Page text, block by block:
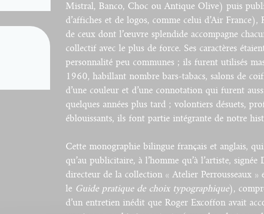
Mistral, Banco, Choc ou Antique Olive) puis
d’affiches et de logos, comme celui d’Air
de ceux dont l’œuvre splendide accompagne
collectif avec le plus de force. Ses caractères
personnalité peu communes ; ils furent utilisés
1960, habillant nombre bars-tabacs, salons de
d’une couleur et d’une connotation qui furent
quelques années plus tard ; volontiers désuets,
éblouissants, ils font partie intégrante de notre
Cette monographie bilingue français et anglais,
qu’au publicitaire, à l’homme qu’à l’artiste,
directeur de la collection « Atelier Perrousseaux
le Guide pratique de choix typographique),
d’un entretien inédit que Roger Excoffon avait